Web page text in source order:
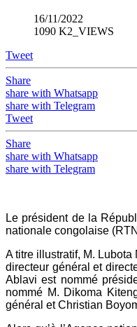
16/11/2022
1090 K2_VIEWS
Tweet
Share
share with Whatsapp
share with Telegram
Tweet
Share
share with Whatsapp
share with Telegram
Le président de la
nationale congolaise
A titre illustratif, M.
directeur général et
Ablavi est nommé
nommé M. Dikoma
général et Christian